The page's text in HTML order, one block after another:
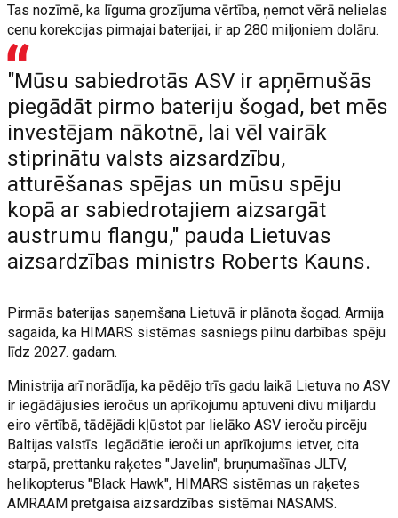
Tas nozīmē, ka līguma grozījuma vērtība, ņemot vērā nelielas
cenu korekcijas pirmajai baterijai, ir ap 280 miljoniem dolāru.
"Mūsu sabiedrotās ASV ir apņēmušās
piegādāt pirmo bateriju šogad, bet mēs
investējam nākotnē, lai vēl vairāk
stiprinātu valsts aizsardzību,
atturēšanas spējas un mūsu spēju
kopā ar sabiedrotajiem aizsargāt
austrumu flangu," pauda Lietuvas
aizsardzības ministrs Roberts Kauns.
Pirmās baterijas saņemšana Lietuvā ir plānota šogad. Armija
sagaida, ka HIMARS sistēmas sasniegs pilnu darbības spēju
līdz 2027. gadam.
Ministrija arī norādīja, ka pēdējo trīs gadu laikā Lietuva no ASV
ir iegādājusies ieročus un aprīkojumu aptuveni divu miljardu
eiro vērtībā, tādējādi kļūstot par lielāko ASV ieroču pircēju
Baltijas valstīs. Iegādātie ieroči un aprīkojums ietver, cita
starpā, prettanku raķetes "Javelin", bruņumašīnas JLTV,
helikopterus "Black Hawk", HIMARS sistēmas un raķetes
AMRAAM pretgaisa aizsardzības sistēmai NASAMS.